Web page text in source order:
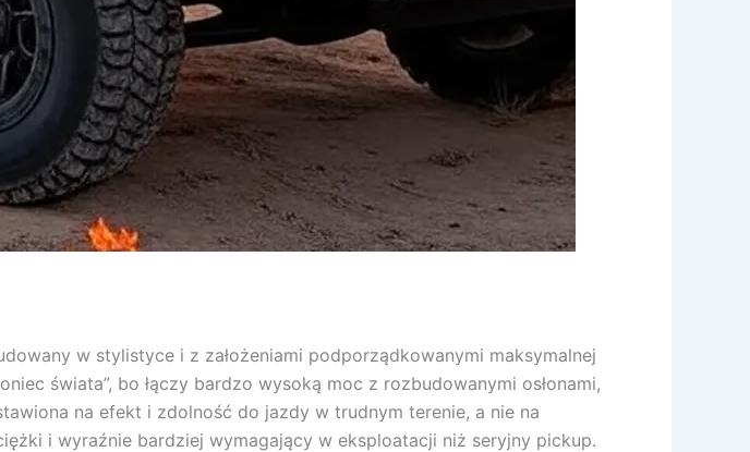
w stylistyce i z założeniami podporządkowanymi maksymalnej
świata”, bo łączy bardzo wysoką moc z rozbudowanymi osłonami,
na efekt i zdolność do jazdy w trudnym terenie, a nie na
i wyraźnie bardziej wymagający w eksploatacji niż seryjny pickup.